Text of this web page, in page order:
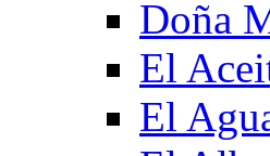
Doña
El
El